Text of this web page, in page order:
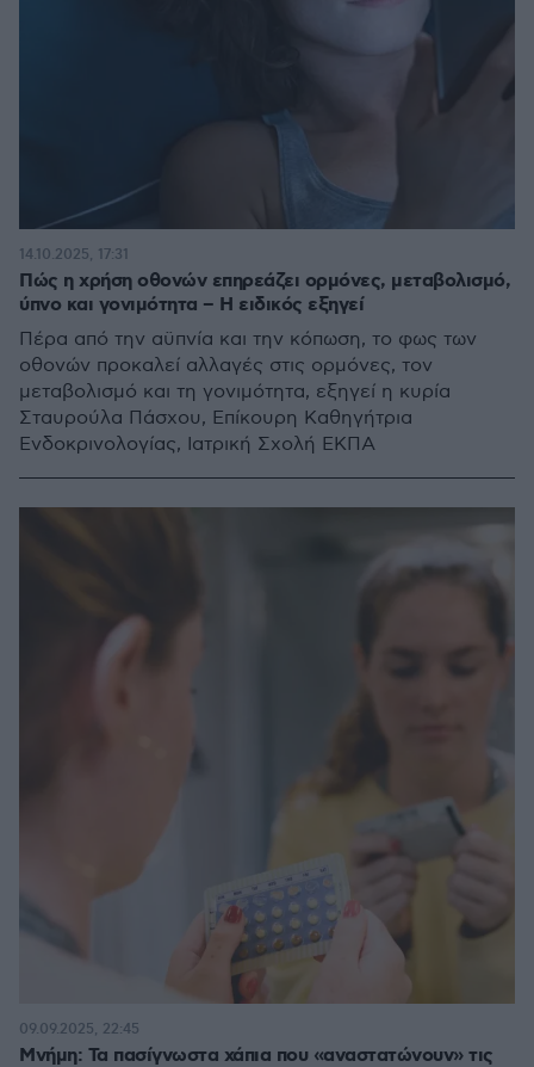
Πώς η χρήση οθονών επηρεάζει ορμόνες, μεταβολισμό,
ύπνο και γονιμότητα – Η ειδικός εξηγεί
Πέρα από την αϋπνία και την κόπωση, το φως των
οθονών προκαλεί αλλαγές στις ορμόνες, τον
μεταβολισμό και τη γονιμότητα, εξηγεί η κυρία
Σταυρούλα Πάσχου, Επίκουρη Καθηγήτρια
Ενδοκρινολογίας, Ιατρική Σχολή ΕΚΠΑ
14.10.2025, 17:31
Μνήμη: Τα πασίγνωστα χάπια που «αναστατώνουν» τις
09.09.2025, 22:45